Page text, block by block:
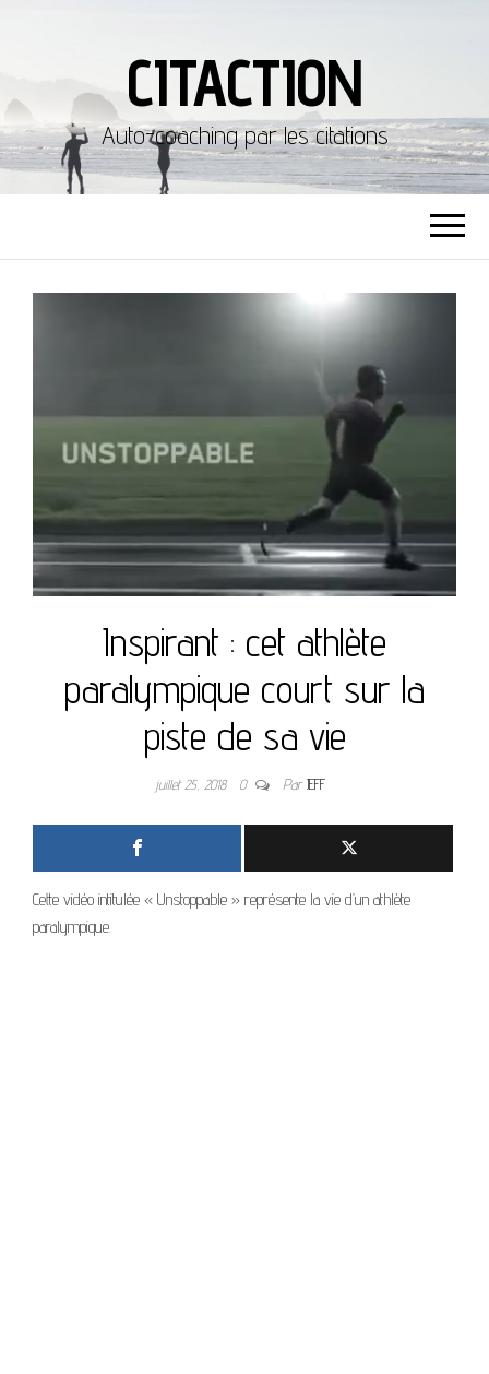
CITACTION
Auto-coaching par les citations
Inspirant : cet athlète
paralympique court sur la
piste de sa vie
juillet 25, 2018 0 ParJEFF
Cette vidéo intitulée « Unstoppable » représente la vie d’un athlète
paralympique.